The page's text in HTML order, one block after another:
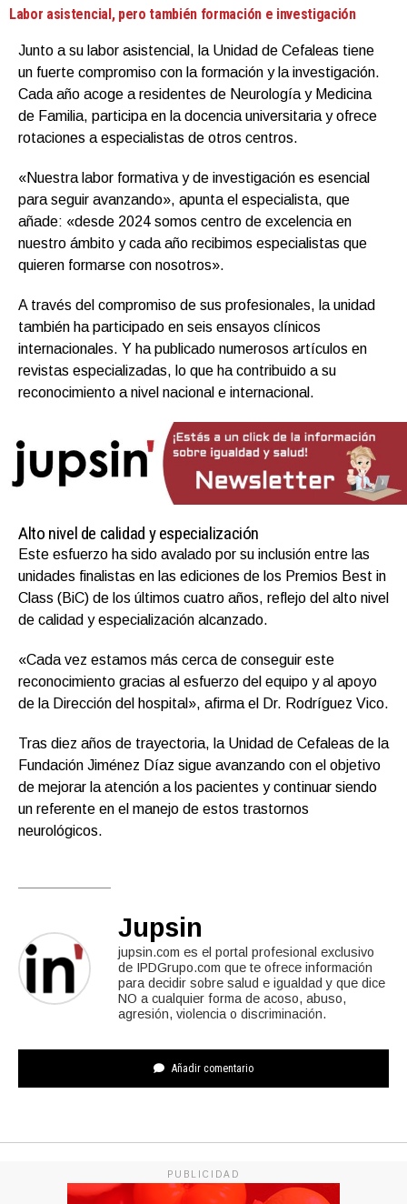
Labor asistencial, pero también formación e investigación
Junto a su labor asistencial, la Unidad de Cefaleas tiene
un fuerte compromiso con la formación y la investigación.
Cada año acoge a residentes de Neurología y Medicina
de Familia, participa en la docencia universitaria y ofrece
rotaciones a especialistas de otros centros.
«Nuestra labor formativa y de investigación es esencial
para seguir avanzando», apunta el especialista, que
añade: «desde 2024 somos centro de excelencia en
nuestro ámbito y cada año recibimos especialistas que
quieren formarse con nosotros».
A través del compromiso de sus profesionales, la unidad
también ha participado en seis ensayos clínicos
internacionales. Y ha publicado numerosos artículos en
revistas especializadas, lo que ha contribuido a su
reconocimiento a nivel nacional e internacional.
Alto nivel de calidad y especialización
Este esfuerzo ha sido avalado por su inclusión entre las
unidades finalistas en las ediciones de los Premios Best in
Class (BiC) de los últimos cuatro años, reflejo del alto nivel
de calidad y especialización alcanzado.
«Cada vez estamos más cerca de conseguir este
reconocimiento gracias al esfuerzo del equipo y al apoyo
de la Dirección del hospital», afirma el Dr. Rodríguez Vico.
Tras diez años de trayectoria, la Unidad de Cefaleas de la
Fundación Jiménez Díaz sigue avanzando con el objetivo
de mejorar la atención a los pacientes y continuar siendo
un referente en el manejo de estos trastornos
neurológicos.
Jupsin
jupsin.com es el portal profesional exclusivo
de IPDGrupo.com que te ofrece información
para decidir sobre salud e igualdad y que dice
NO a cualquier forma de acoso, abuso,
agresión, violencia o discriminación.
Añadir comentario
PUBLICIDAD